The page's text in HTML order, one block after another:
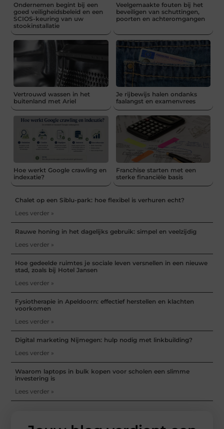
Ondernemen begint bij een
goed veiligheidsbeleid en een
SCIOS-keuring van uw
stookinstallatie
Veelgemaakte fouten bij het
beveiligen van schuttingen,
poorten en achteromgangen
Vertrouwd wassen in het
buitenland met Ariel
Je rijbewijs halen ondanks
faalangst en examenvrees
Hoe werkt Google crawling en
indexatie?
Franchise starten met een
sterke financiële basis
Chalet op een Siblu-park: hoe flexibel is verhuren echt?
Lees verder »
Rauwe honing in het dagelijks gebruik: simpel en veelzijdig
Lees verder »
Hoe gedeelde ruimtes je sociale leven versnellen in een nieuwe
stad, zoals bij Hotel Jansen
Lees verder »
Fysiotherapie in Apeldoorn: effectief herstellen en klachten
voorkomen
Lees verder »
Digital marketing Nijmegen: hulp nodig met linkbuilding?
Lees verder »
Waarom laptops in bulk kopen voor scholen een slimme
investering is
Lees verder »